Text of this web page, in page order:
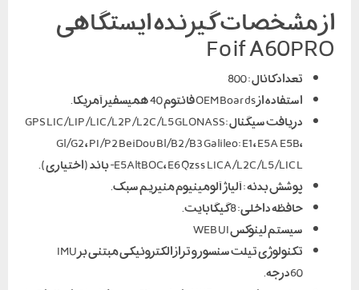
از مشخصات گیرنده ایستگاهی
Foif A60PRO
تعداد کانال : 800
استفاده از OEM Boards فانتوم 40 همیسفیر آمریکا.
دریافت سیگنال :GPS LIC / LIP / LIC / L2P / L2C / L5 GLONASS
Gl / G2 ، PI / P2 BeiDou Bl / B2 / B3 Galileo: E1، E5A E5B،
E5AltBOC، E6 Qzss LICA / L2C / L5 / LIC L- باند (اختیاری).
پوشش بدنه : آلیاژ آلومینیوم منیزیم سبک.
حافظه داخلی: 8 گیگابایت.
سیستم لینوکس WEB UI
تکنولوژی تیلت سنسور و تراز الکترونیکی مبتنی بر IMU
60درجه.